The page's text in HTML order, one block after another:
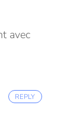
avec
REPLY